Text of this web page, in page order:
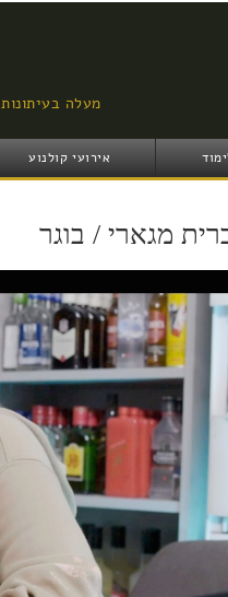
מעלה בעיתונות
אירועי קולנוע
מגארי / בוגר